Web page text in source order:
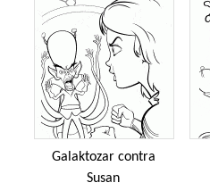
Galaktozar contra
Susan